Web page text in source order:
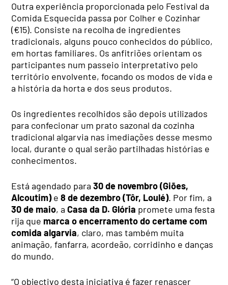
Outra experiência proporcionada pelo Festival da
Comida Esquecida passa por Colher e Cozinhar
(€15). Consiste na recolha de ingredientes
tradicionais, alguns pouco conhecidos do público,
em hortas familiares. Os anfitriões orientam os
participantes num passeio interpretativo pelo
território envolvente, focando os modos de vida e
a história da horta e dos seus produtos.
Os ingredientes recolhidos são depois utilizados
para confecionar um prato sazonal da cozinha
tradicional algarvia nas imediações desse mesmo
local, durante o qual serão partilhadas histórias e
conhecimentos.
Está agendado para30 de novembro (Giões,
Alcoutim)e8 de dezembro (Tôr, Loulé). Por fim, a
30 de maio, aCasa da D. Glória promete uma festa
rija que marca o encerramento do certame com
comida algarvia, claro, mas também muita
animação, fanfarra, acordeão, corridinho e danças
do mundo.
“O objectivo desta iniciativa é fazer renascer